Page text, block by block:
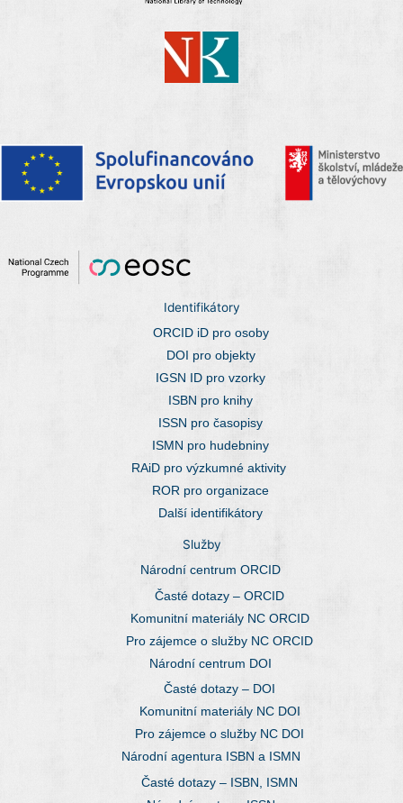
Identifikátory
ORCID iD pro osoby
DOI pro objekty
IGSN ID pro vzorky
ISBN pro knihy
ISSN pro časopisy
ISMN pro hudebniny
RAiD pro výzkumné aktivity
ROR pro organizace
Další identifikátory
Služby
Národní centrum ORCID
Časté dotazy – ORCID
Komunitní materiály NC ORCID
Pro zájemce o služby NC ORCID
Národní centrum DOI
Časté dotazy – DOI
Komunitní materiály NC DOI
Pro zájemce o služby NC DOI
Národní agentura ISBN a ISMN
Časté dotazy – ISBN, ISMN